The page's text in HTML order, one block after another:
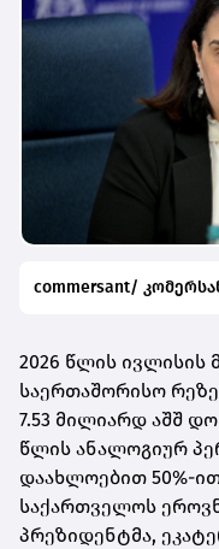
commersant/
2026 წლის
საერთაშორისო
7.53 მილიარდ აშშ
წლის ანალოგიურ
დაახლოებით 50%-
საქართველოს
პრეზიდენტმა,